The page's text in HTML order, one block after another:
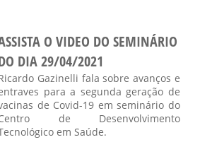
O VIDEO DO SEMINÁRIO
DIA 29/04/2021
Gazinelli fala sobre avanços e
para a segunda geração de
de Covid-19 em seminário do
de Desenvolvimento
em Saúde.